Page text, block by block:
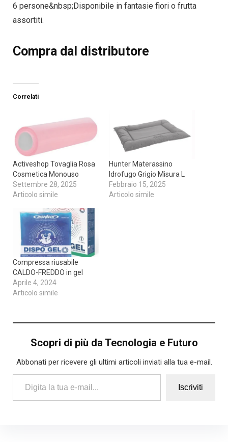
6 persone&nbsp;Disponibile in fantasie fiori o frutta
assortiti.
Compra dal distributore
Correlati
Activeshop Tovaglia Rosa
Cosmetica Monouso
Settembre 28, 2025
Articolo simile
Hunter Materassino
Idrofugo Grigio Misura L
Febbraio 15, 2025
Articolo simile
Compressa riusabile
CALDO-FREDDO in gel
Aprile 4, 2024
Articolo simile
Scopri di più da Tecnologia e Futuro
Abbonati per ricevere gli ultimi articoli inviati alla tua e-mail.
Digita la tua e-mail...
Iscriviti